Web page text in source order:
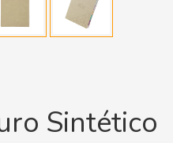
Sintético